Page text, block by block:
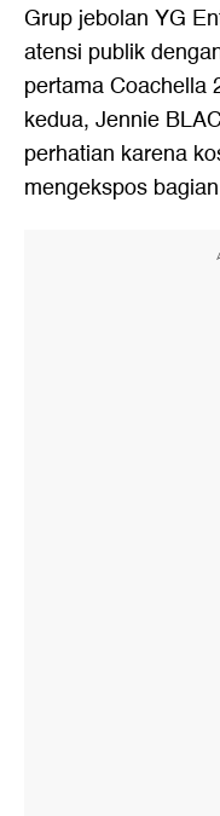
Grup jebolan YG
atensi publik
pertama Coachella
kedua, Jennie
perhatian karena
mengekspos